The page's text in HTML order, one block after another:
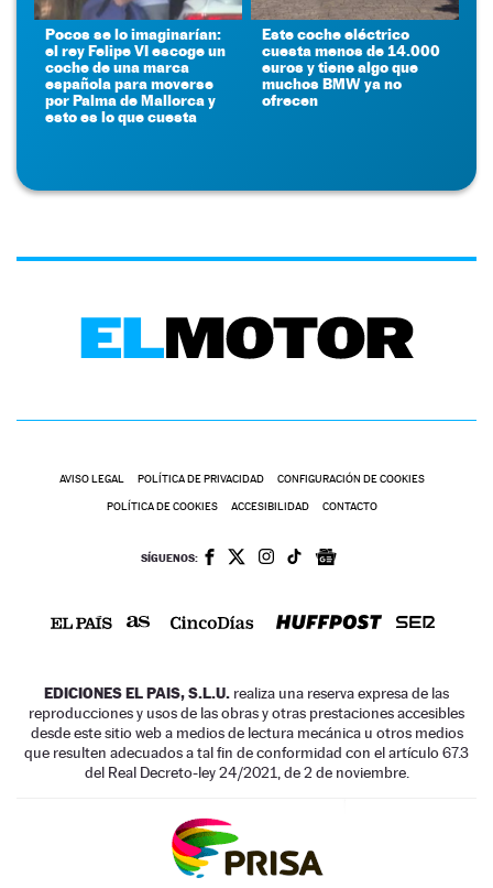
Pocos se lo imaginarían:
el rey Felipe VI escoge un
coche de una marca
española para moverse
por Palma de Mallorca y
esto es lo que cuesta
Este coche eléctrico
cuesta menos de 14.000
euros y tiene algo que
muchos BMW ya no
ofrecen
AVISO LEGAL POLÍTICA DE PRIVACIDAD CONFIGURACIÓN DE COOKIES
POLÍTICA DE COOKIES ACCESIBILIDAD CONTACTO
SÍGUENOS:
EDICIONES EL PAIS, S.L.U. realiza una reserva expresa de las
reproducciones y usos de las obras y otras prestaciones accesibles
desde este sitio web a medios de lectura mecánica u otros medios
que resulten adecuados a tal fin de conformidad con el artículo 67.3
del Real Decreto-ley 24/2021, de 2 de noviembre.